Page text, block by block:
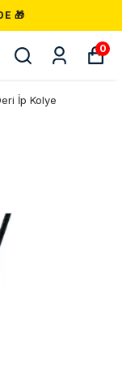
🎁
0
İp Kolye